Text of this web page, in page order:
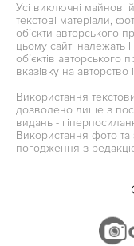
Усі виключні майнові
текстові матеріали,
об’єкти авторського
цьому сайті належать
об’єктів авторського
вказівку на авторство
Використання
дозволено лише з
видань -
Використання фото
погодження з